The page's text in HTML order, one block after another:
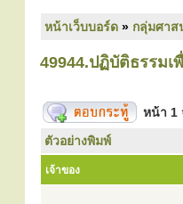
หน้าเว็บบอร์ด » กลุ่มศา
49944.ปฏิบัติธรรม
หน้า 1
ตัวอย่างพิมพ์
เจ้าของ